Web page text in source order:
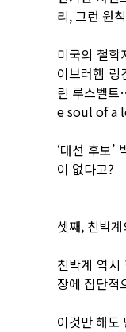
리, 그런 원
미국의 철학
이브러햄 링
린 루스벨트
e soul of a
‘대선 후보
이 없다고?
셋째, 친박
친박계 역시
장에 집단적
이것만 해도